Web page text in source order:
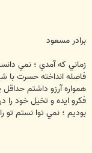
برادر مسعود
زماني كه آمدي ؛ نمي
فاصله انداخته حسرت با
همواره آرزو داشتم حداقل
فكرو ايده و تخيل خود را
بوديم ؛ نمي توا نستم تو